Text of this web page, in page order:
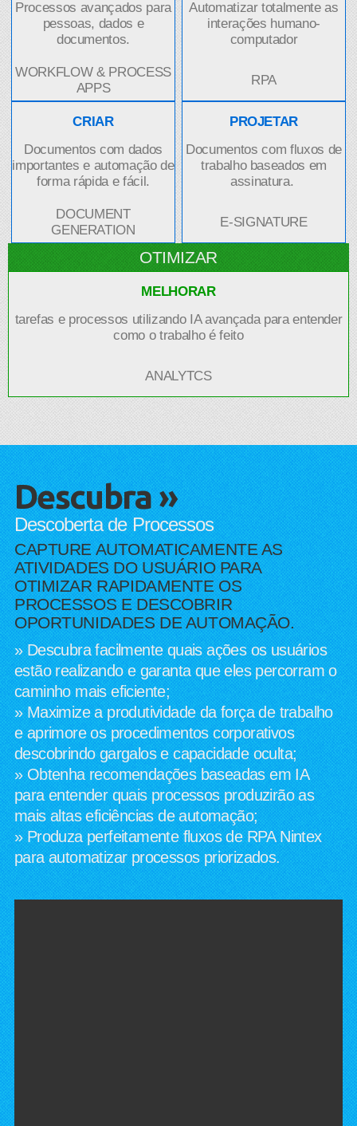
Processos avançados para
pessoas, dados e
documentos.
WORKFLOW & PROCESS
APPS
Automatizar totalmente as
interações humano-
computador
RPA
CRIAR
Documentos com dados
importantes e automação de
forma rápida e fácil.
DOCUMENT
GENERATION
PROJETAR
Documentos com fluxos de
trabalho baseados em
assinatura.
E-SIGNATURE
OTIMIZAR
MELHORAR
tarefas e processos utilizando IA avançada para entender
como o trabalho é feito
ANALYTCS
Descubra »
Descoberta de Processos
​CAPTURE AUTOMATICAMENTE AS
ATIVIDADES DO USUÁRIO PARA
OTIMIZAR RAPIDAMENTE OS
PROCESSOS E DESCOBRIR
OPORTUNIDADES DE AUTOMAÇÃO.
​» Descubra facilmente quais ações os usuários
estão realizando e garanta que eles percorram o
caminho mais eficiente;
»​ Maximize a produtividade da força de trabalho
e aprimore os procedimentos corporativos
descobrindo gargalos e capacidade oculta;
» Obtenha recomendações baseadas em IA
para entender quais processos produzirão as
mais altas eficiências de automação​;
» Produza perfeitamente fluxos de RPA Nintex
para automatizar processos priorizados.​